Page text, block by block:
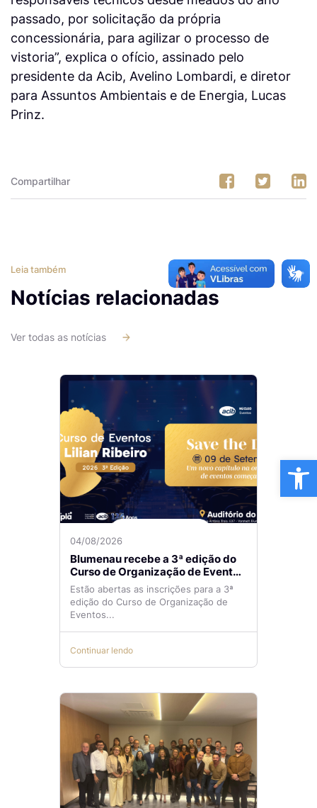
passado, por solicitação da própria
concessionária, para agilizar o processo de
vistoria”, explica o ofício, assinado pelo
presidente da Acib, Avelino Lombardi, e diretor
para Assuntos Ambientais e de Energia, Lucas
Prinz.
Compartilhar
Leia também
Notícias relacionadas
Ver todas as notícias
04/08/2026
Blumenau recebe a 3ª edição do
Curso de Organização de Eventos
Lilian Ribeiro
Estão abertas as inscrições para a 3ª
edição do Curso de Organização de
Eventos...
Continuar lendo